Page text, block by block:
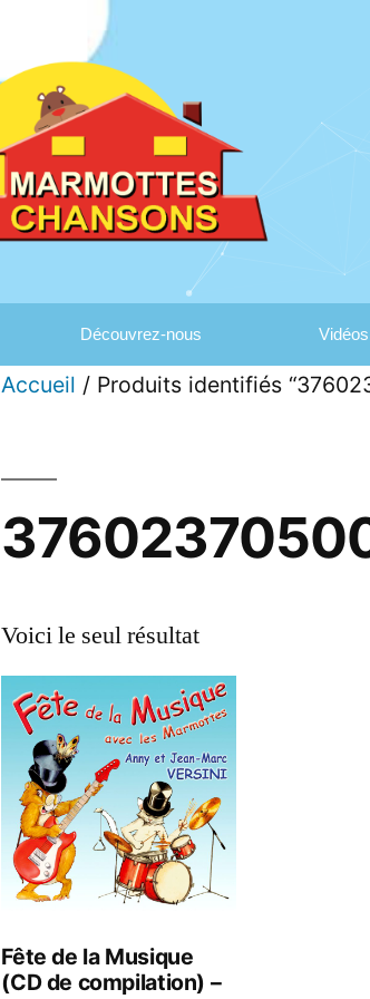
Découvrez-nous
Accueil / Produits identifiés
Voici le seul résultat
Fête de la Musique
(CD de compilation) –